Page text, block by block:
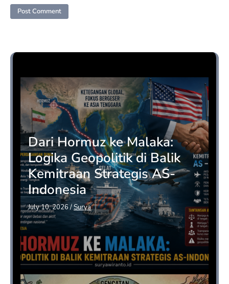
Dari Hormuz ke Malaka:
Logika Geopolitik di Balik
Kemitraan Strategis AS-
Indonesia
July 10, 2026/Surya